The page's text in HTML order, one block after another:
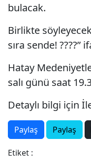
bulacak.
Birlikte
sıra sende!
Hatay
salı günü saat
Detaylı bilgi için
Paylaş Paylaş
Etiket :